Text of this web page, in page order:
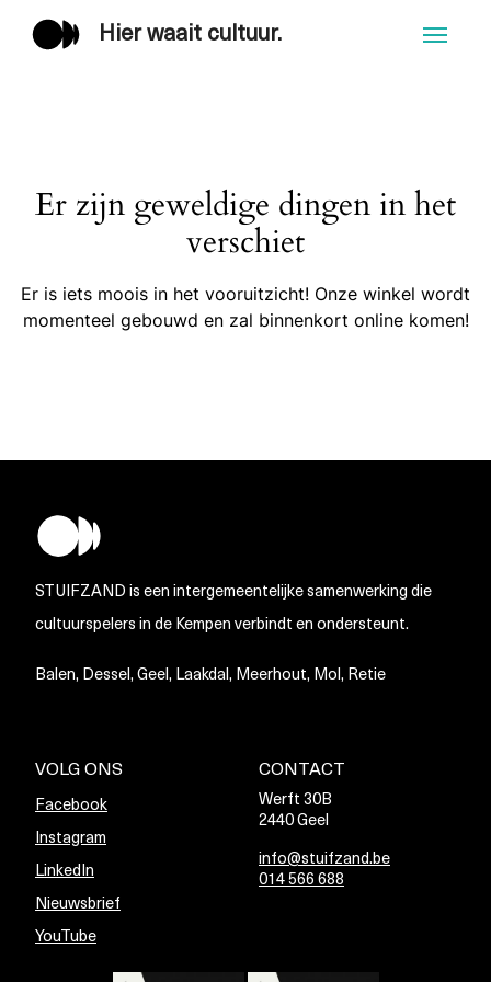
Hier waait cultuur. Menu
Er zijn geweldige dingen in het
verschiet
Er is iets moois in het vooruitzicht! Onze winkel wordt
momenteel gebouwd en zal binnenkort online komen!
STUIFZAND is een intergemeentelijke samenwerking die
cultuurspelers in de Kempen verbindt en ondersteunt.
Balen, Dessel, Geel, Laakdal, Meerhout, Mol, Retie
VOLG ONS
Facebook
Instagram
LinkedIn
Nieuwsbrief
YouTube
CONTACT
Werft 30B
2440 Geel
info@stuifzand.be
014 566 688